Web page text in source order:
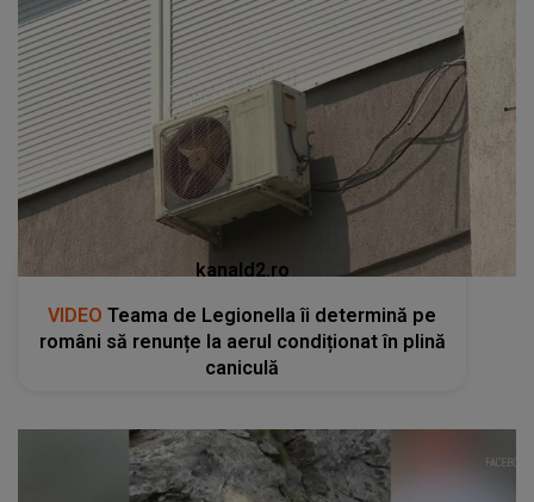
kanald2.ro
VIDEO Teama de Legionella îi determină pe
români să renunțe la aerul condiționat în plină
caniculă